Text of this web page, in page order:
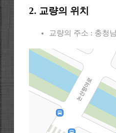
2. 교량의 위치
교량의 주소 : 충청